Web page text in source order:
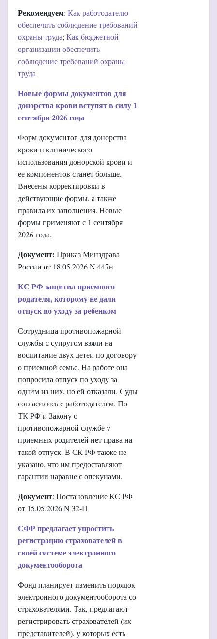
Рекомендуем: Как работодателю
обеспечить соблюдение требований
охраны труда; Как бюджетной
организации обеспечить
соблюдение требований охраны
труда
Новые формы документов для
донорства крови вступят в силу 1
сентября 2026 года
Форм документов для донорства
крови и клинического
использования донорской крови и
ее компонентов станет больше.
Внесены корректировки в
действующие формы, а также
правила их заполнения. Новые
формы применяют с 1 сентября
2026 года.
Документ: Приказ Минздрава
России от 18.05.2026 N 447н
КС РФ защитил приемного
родителя, которому не дали
отпуск по уходу за ребенком
Сотрудница противопожарной
службы с супругом взяли на
воспитание двух детей по договору
о приемной семье. На работе она
попросила отпуск по уходу за
одним из них, но ей отказали. Суды
согласились с работодателем. По
ТК РФ и Закону о
противопожарной службе у
приемных родителей нет права на
такой отпуск. В СК РФ также не
указано, что им предоставляют
гарантии наравне с опекунами.
Документ: Постановление КС РФ
от 15.05.2026 N 32-П
СФР предлагает упростить
регистрацию страхователей в
своей системе электронного
документооборота
Фонд планирует изменить порядок
электронного документооборота со
страхователями. Так, предлагают
регистрировать страхователей (их
представителей), у которых есть